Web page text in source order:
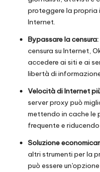
proteggere la
Internet.
Bypassare la censura:
censura su Internet,
accedere ai siti e ai
libertà di
Velocità di Internet
server proxy può
mettendo in cache le
frequente e
Soluzione
altri strumenti per la
può essere